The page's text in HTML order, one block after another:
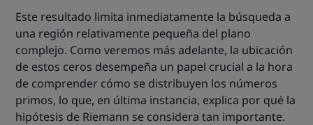
Este resultado limita inmediatamente la búsqueda a
una región relativamente pequeña del plano
complejo. Como veremos más adelante, la ubicación
de estos ceros desempeña un papel crucial a la hora
de comprender cómo se distribuyen los números
primos, lo que, en última instancia, explica por qué la
hipótesis de Riemann se considera tan importante.